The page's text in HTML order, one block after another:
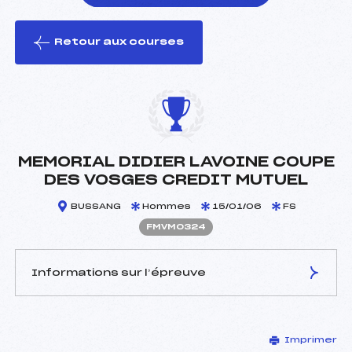
le ski
Retour aux courses
MEMORIAL DIDIER LAVOINE COUPE
DES VOSGES CREDIT MUTUEL
BUSSANG Hommes 15/01/06 FS
FMVM0324
Informations sur l’épreuve
RICHARD Jean Claude
Imprimer